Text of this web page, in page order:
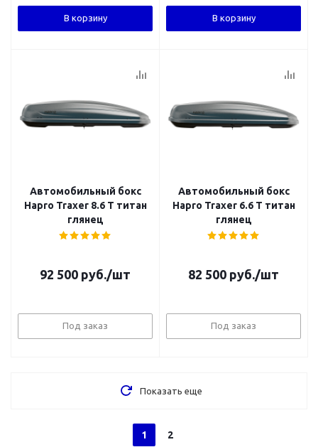
В корзину В корзину
Автомобильный бокс
Hapro Traxer 8.6 T титан
глянец
92 500 руб./шт
Под заказ
Автомобильный бокс
Hapro Traxer 6.6 T титан
глянец
82 500 руб./шт
Под заказ
Показать еще
1 2